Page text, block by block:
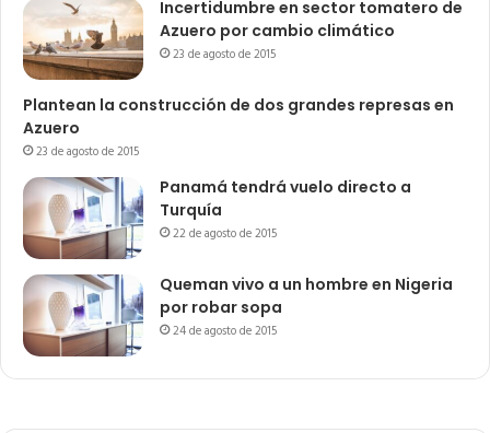
Incertidumbre en sector tomatero de
Azuero por cambio climático
23 de agosto de 2015
Plantean la construcción de dos grandes represas en
Azuero
23 de agosto de 2015
Panamá tendrá vuelo directo a
Turquía
22 de agosto de 2015
Queman vivo a un hombre en Nigeria
por robar sopa
24 de agosto de 2015